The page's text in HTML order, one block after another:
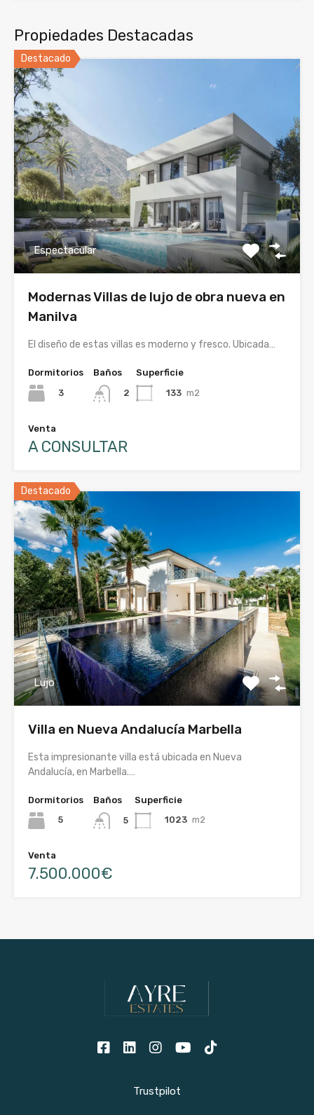
Propiedades Destacadas
Destacado
Espectacular
Modernas Villas de lujo de obra nueva en
Manilva
El diseño de estas villas es moderno y fresco. Ubicada…
Dormitorios
3
Baños
2
Superficie
133 m2
Venta
A CONSULTAR
Destacado
Lujo
Villa en Nueva Andalucía Marbella
Esta impresionante villa está ubicada en Nueva
Andalucía, en Marbella.…
Dormitorios
5
Baños
5
Superficie
1023 m2
Venta
7.500.000€
Trustpilot